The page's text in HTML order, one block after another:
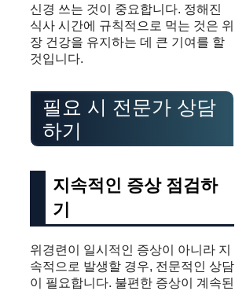
신경 쓰는 것이 중요합니다. 정해진
식사 시간에 규칙적으로 먹는 것은 위
장 건강을 유지하는 데 큰 기여를 할
것입니다.
필요 시 전문가 상담
하기
지속적인 증상 점검하
기
위경련이 일시적인 증상이 아니라 지
속적으로 발생할 경우, 전문적인 상담
이 필요합니다. 불편한 증상이 계속된